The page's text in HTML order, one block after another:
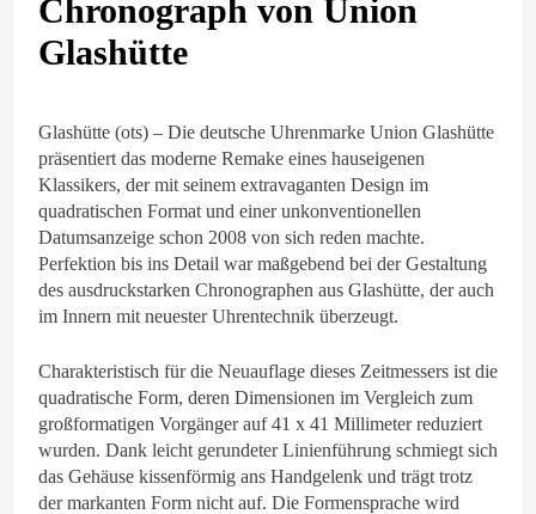
Chronograph von Union
Glashütte
Glashütte (ots) – Die deutsche Uhrenmarke Union Glashütte
präsentiert das moderne Remake eines hauseigenen
Klassikers, der mit seinem extravaganten Design im
quadratischen Format und einer unkonventionellen
Datumsanzeige schon 2008 von sich reden machte.
Perfektion bis ins Detail war maßgebend bei der Gestaltung
des ausdruckstarken Chronographen aus Glashütte, der auch
im Innern mit neuester Uhrentechnik überzeugt.
Charakteristisch für die Neuauflage dieses Zeitmessers ist die
quadratische Form, deren Dimensionen im Vergleich zum
großformatigen Vorgänger auf 41 x 41 Millimeter reduziert
wurden. Dank leicht gerundeter Linienführung schmiegt sich
das Gehäuse kissenförmig ans Handgelenk und trägt trotz
der markanten Form nicht auf. Die Formensprache wird